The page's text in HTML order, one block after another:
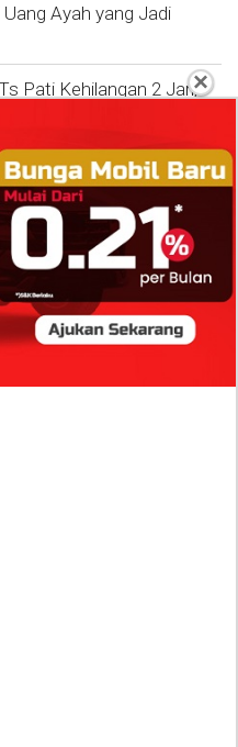
×
Ayah yang Jadi
Pati Kehilangan 2 Jari,
Menguat, Faktor Ini
Pengurusan!
Suami Nabila Gardena
Sang Ahli Keuangan di
Pamer UKT Koas
Liburan Eropa!